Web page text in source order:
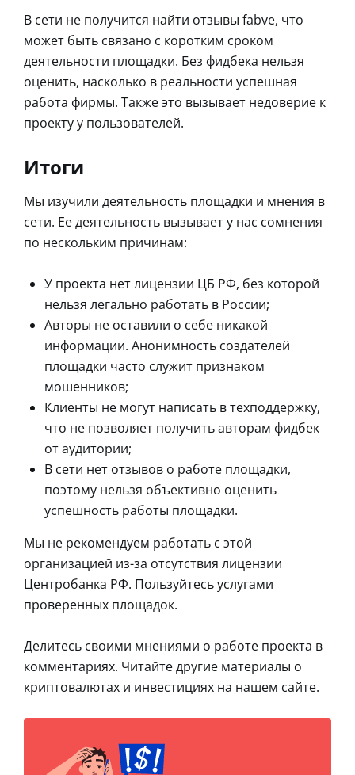
В сети не получится найти отзывы fabve, что
может быть связано с коротким сроком
деятельности площадки. Без фидбека нельзя
оценить, насколько в реальности успешная
работа фирмы. Также это вызывает недоверие к
проекту у пользователей.
Итоги
Мы изучили деятельность площадки и мнения в
сети. Ее деятельность вызывает у нас сомнения
по нескольким причинам:
У проекта нет лицензии ЦБ РФ, без которой
нельзя легально работать в России;
Авторы не оставили о себе никакой
информации. Анонимность создателей
площадки часто служит признаком
мошенников;
Клиенты не могут написать в техподдержку,
что не позволяет получить авторам фидбек
от аудитории;
В сети нет отзывов о работе площадки,
поэтому нельзя объективно оценить
успешность работы площадки.
Мы не рекомендуем работать с этой
организацией из-за отсутствия лицензии
Центробанка РФ. Пользуйтесь услугами
проверенных площадок.
Делитесь своими мнениями о работе проекта в
комментариях. Читайте другие материалы о
криптовалютах и инвестициях на нашем сайте.